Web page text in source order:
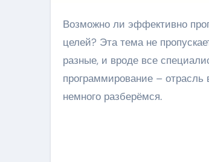
Возможно ли эффективно программировать на планшете? Какой планшет лучше подойдёт для таких
целей? Эта тема не
разные, и вроде все
программирование –
немного разберёмся.